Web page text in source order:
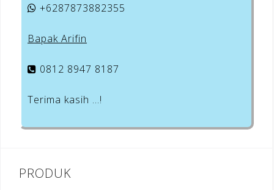
+6287873882355
Bapak Arifin
0812 8947 8187
Terima kasih …!
PRODUK